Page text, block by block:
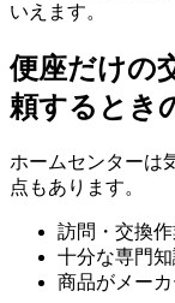
いえます。
便座だけの
頼するとき
ホームセンターは
点もあります。
訪問・交換
十分な専門
商品がメー